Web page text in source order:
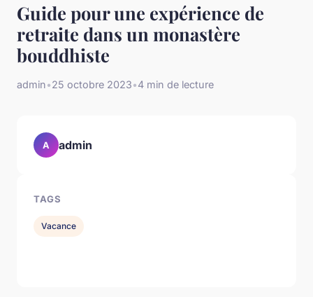
Guide pour une expérience de
retraite dans un monastère
bouddhiste
admin•25 octobre 2023•4 min de lecture
A admin
TAGS
Vacance